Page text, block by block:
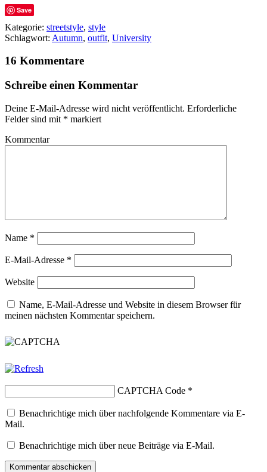
Save
Kategorie: streetstyle, style
Schlagwort: Autumn, outfit, University
16 Kommentare
Schreibe einen Kommentar
Deine E-Mail-Adresse wird nicht veröffentlicht. Erforderliche
Felder sind mit * markiert
Kommentar
Name *
E-Mail-Adresse *
Website
Name, E-Mail-Adresse und Website in diesem Browser für
meinen nächsten Kommentar speichern.
CAPTCHA Code *
Benachrichtige mich über nachfolgende Kommentare via E-
Mail.
Benachrichtige mich über neue Beiträge via E-Mail.